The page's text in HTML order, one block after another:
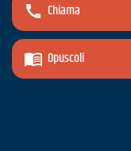
Chiama
Opuscoli